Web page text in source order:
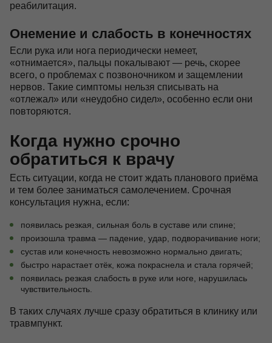
реабилитация.
Онемение и слабость в конечностях
Если рука или нога периодически немеет,
«отнимается», пальцы покалывают — речь, скорее
всего, о проблемах с позвоночником и защемлении
нервов. Такие симптомы нельзя списывать на
«отлежал» или «неудобно сидел», особенно если они
повторяются.
Когда нужно срочно
обратиться к врачу
Есть ситуации, когда не стоит ждать планового приёма
и тем более заниматься самолечением. Срочная
консультация нужна, если:
появилась резкая, сильная боль в суставе или спине;
произошла травма — падение, удар, подворачивание ноги;
сустав или конечность невозможно нормально двигать;
быстро нарастает отёк, кожа покраснела и стала горячей;
появилась резкая слабость в руке или ноге, нарушилась
чувствительность.
В таких случаях лучше сразу обратиться в клинику или
травмпункт.